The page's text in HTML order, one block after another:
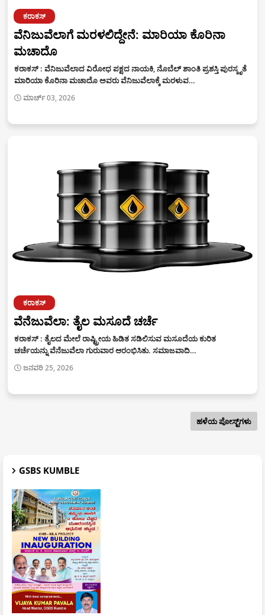
ಕರಾಕಸ್‌
ವೆನಿಜುವೆಲಾಗೆ ಮರಳಲಿದ್ದೇನೆ: ಮಾರಿಯಾ ಕೊರಿನಾ
ಮಚಾದೊ
ಕರಾಕಸ್‌ : ವೆನಿಜುವೆಲಾದ ವಿರೋಧ ಪಕ್ಷದ ನಾಯಕಿ, ನೊಬೆಲ್‌ ಶಾಂತಿ ಪ್ರಶಸ್ತಿ ಪುರಸ್ಕೃತೆ
ಮಾರಿಯಾ ಕೊರಿನಾ ಮಚಾದೊ ಅವರು ವೆನಿಜುವೆಲಾಕ್ಕೆ ಮರಳುವ…
ಮಾರ್ಚ್ 03, 2026
ಕರಾಕಸ್‌
ವೆನೆಜುವೆಲಾ: ತೈಲ ಮಸೂದೆ ಚರ್ಚೆ
ಕರಾಕಸ್‌ : ತೈಲದ ಮೇಲೆ ರಾಷ್ಟ್ರೀಯ ಹಿಡಿತ ಸಡಿಲಿಸುವ ಮಸೂದೆಯ ಕುರಿತ
ಚರ್ಚೆಯನ್ನು ವೆನೆಜುವೆಲಾ ಗುರುವಾರ ಆರಂಭಿಸಿತು. ಸಮಾಜವಾದಿ…
ಜನವರಿ 25, 2026
ಹಳೆಯ ಪೋಸ್ಟ್‌ಗಳು
GSBS KUMBLE